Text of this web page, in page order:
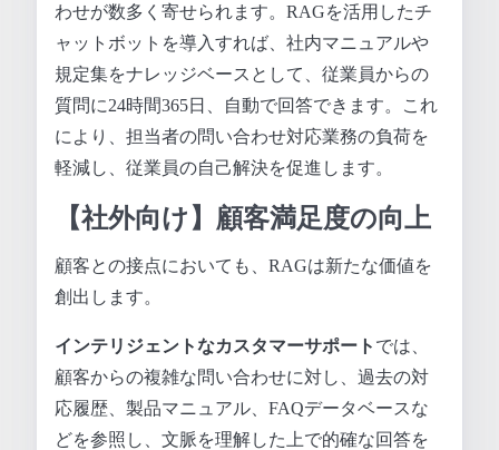
わせが数多く寄せられます。RAGを活用したチ
ャットボットを導入すれば、社内マニュアルや
規定集をナレッジベースとして、従業員からの
質問に24時間365日、自動で回答できます。これ
により、担当者の問い合わせ対応業務の負荷を
軽減し、従業員の自己解決を促進します。
【社外向け】顧客満足度の向上
顧客との接点においても、RAGは新たな価値を
創出します。
インテリジェントなカスタマーサポート では、
顧客からの複雑な問い合わせに対し、過去の対
応履歴、製品マニュアル、FAQデータベースな
どを参照し、文脈を理解した上で的確な回答を